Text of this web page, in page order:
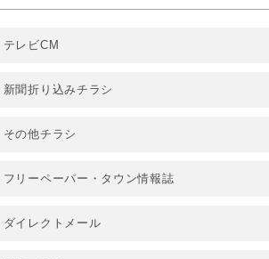
テレビCM
新聞折り込みチラシ
その他チラシ
フリーペーパー・タウン情報誌
ダイレクトメール